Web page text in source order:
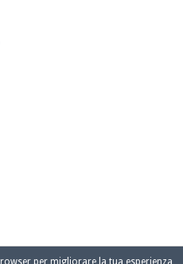
per migliorare la tua esperienza